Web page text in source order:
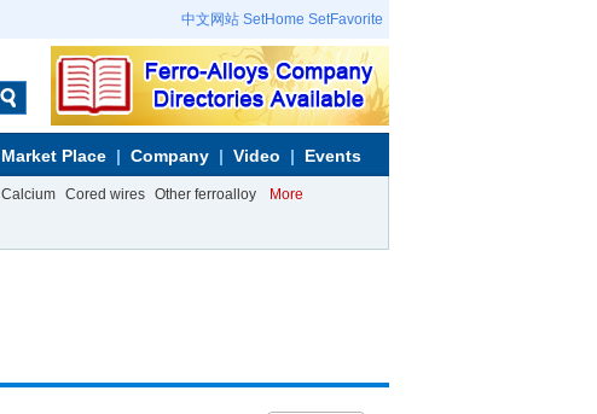
中文网站 SetHome SetFavorite
Market Place Company Video Events
Calcium Cored wires Other ferroalloy More